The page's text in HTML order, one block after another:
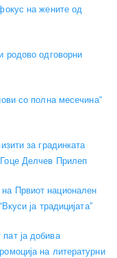
на жените од
родово одговорни
со полна месечина“
за градинката
Делчев Прилеп
Првиот национален
ја традицијата”
ја добива
на литературни